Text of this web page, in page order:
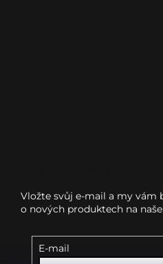
Vložte svůj e-mail a my vám
o nových produktech na
E-mail